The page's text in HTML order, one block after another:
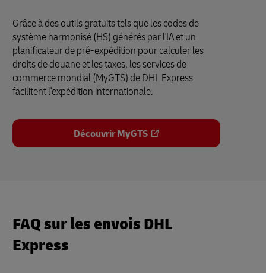
Grâce à des outils gratuits tels que les codes de
système harmonisé (HS) générés par l'IA et un
planificateur de pré-expédition pour calculer les
droits de douane et les taxes, les services de
commerce mondial (MyGTS) de DHL Express
facilitent l'expédition internationale.
Découvrir MyGTS
FAQ sur les envois DHL
Express